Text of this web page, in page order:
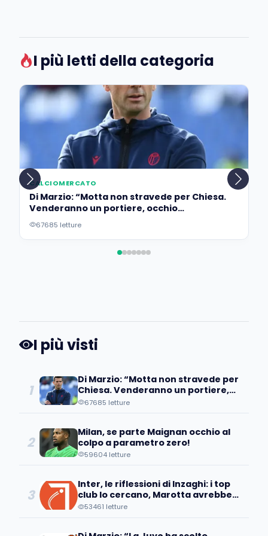
I più letti della categoria
CALCIOMERCATO
Di Marzio: “Motta non stravede per Chiesa.
Venderanno un portiere, occhio
all’operazione…”
67685 letture
I più visti
1
Di Marzio: “Motta non stravede per
Chiesa. Venderanno un portiere,
occhio all’operazione…”
67685 letture
2
Milan, se parte Maignan occhio al
colpo a parametro zero!
59604 letture
3
Inter, le riflessioni di Inzaghi: i top
club lo cercano, Marotta avrebbe
già individuato...
53461 letture